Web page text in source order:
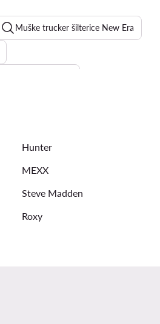
Muške trucker šilterice New Era
Hunter
MEXX
Steve Madden
Roxy